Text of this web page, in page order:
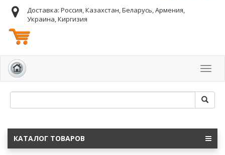
Доставка: Россия, Казахстан, Беларусь, Армения,
Украина, Киргизия
КАТАЛОГ ТОВАРОВ